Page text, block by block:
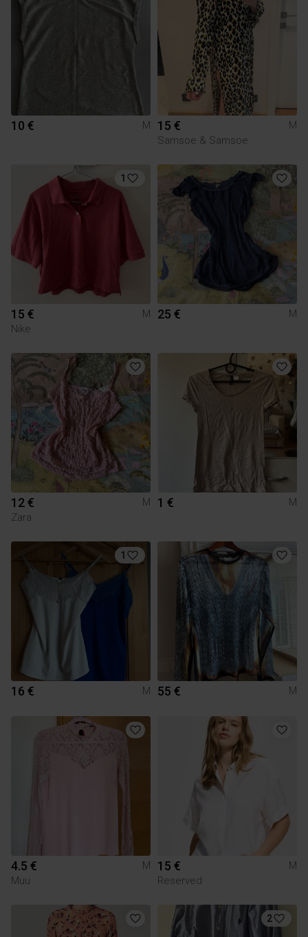
10 € M 15 €
M
Samsoe & Samsoe
1
15 €
M
Nike
25 € M
12 €
M
Zara
1 € M
1
16 € M 55 € M
4.5 €
M
Muu
15 €
M
Reserved
2